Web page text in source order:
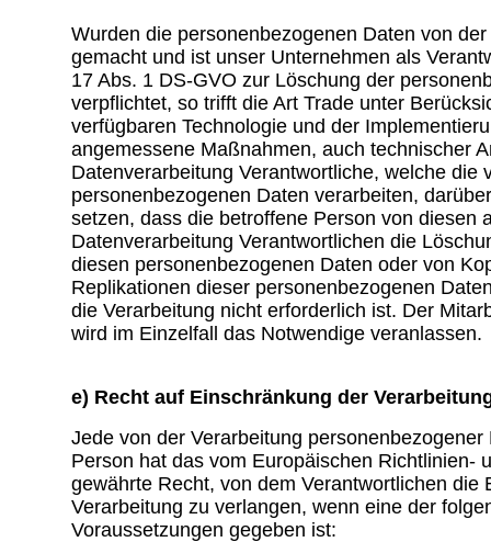
Wurden die personenbezogenen Daten von
gemacht und ist unser Unternehmen als
17 Abs. 1 DS-GVO zur Löschung der
verpflichtet, so trifft die Art Trade unter
verfügbaren Technologie und der
angemessene Maßnahmen, auch technischer
Datenverarbeitung Verantwortliche, welche die
personenbezogenen Daten verarbeiten,
setzen, dass die betroffene Person von diesen
Datenverarbeitung Verantwortlichen die
diesen personenbezogenen Daten oder von
Replikationen dieser personenbezogenen
die Verarbeitung nicht erforderlich ist. Der
wird im Einzelfall das Notwendige veranlassen.
e) Recht auf Einschränkung der
Jede von der Verarbeitung personenbezogener
Person hat das vom Europäischen Richtlinien-
gewährte Recht, von dem Verantwortlichen die
Verarbeitung zu verlangen, wenn eine der
Voraussetzungen gegeben ist: